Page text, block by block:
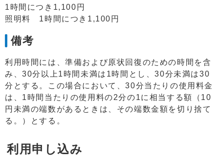
1時間につき1,100円
照明料 1時間につき1,100円
備考
利用時間には、準備および原状回復のための時間を含
み、30分以上1時間未満は1時間とし、30分未満は30
分とする。この場合において、30分当たりの使用料金
は、1時間当たりの使用料の2分の1に相当する額（10
円未満の端数があるときは、その端数金額を切り捨て
る。）とする。
利用申し込み